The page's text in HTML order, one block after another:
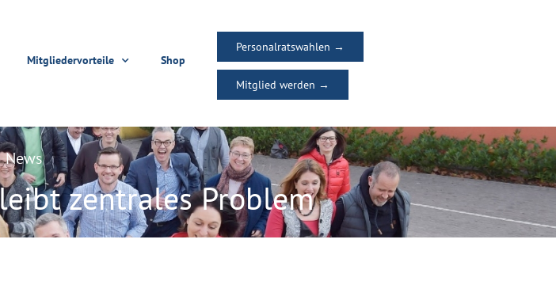
Mitgliedervorteile Shop
Personalratswahlen →
Mitglied werden →
News
zentrales Problem